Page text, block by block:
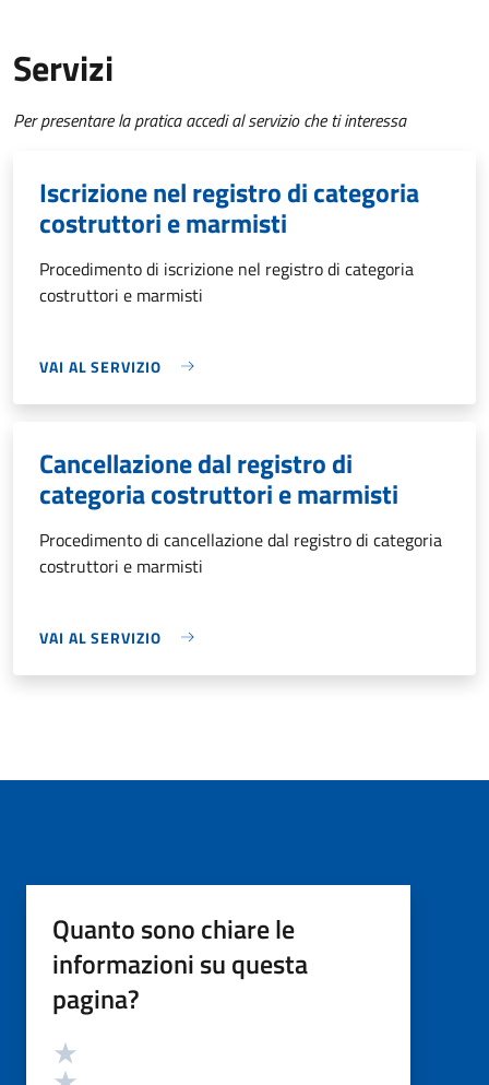
Servizi
Per presentare la pratica accedi al servizio che ti interessa
Iscrizione nel registro di categoria
costruttori e marmisti
Procedimento di iscrizione nel registro di categoria
costruttori e marmisti
VAI AL SERVIZIO
Cancellazione dal registro di
categoria costruttori e marmisti
Procedimento di cancellazione dal registro di categoria
costruttori e marmisti
VAI AL SERVIZIO
Quanto sono chiare le
informazioni su questa
pagina?
Valutazione